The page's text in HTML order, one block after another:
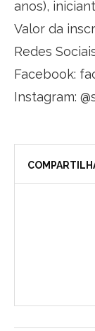
anos),
Valor da
Redes
Facebook:
Instagram: